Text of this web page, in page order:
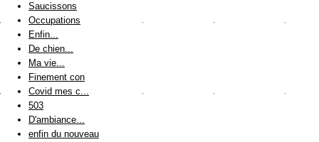
Saucissons
Occupations
Enfin...
De chien...
Ma vie...
Finement con
Covid mes c...
503
D'ambiance...
enfin du nouveau